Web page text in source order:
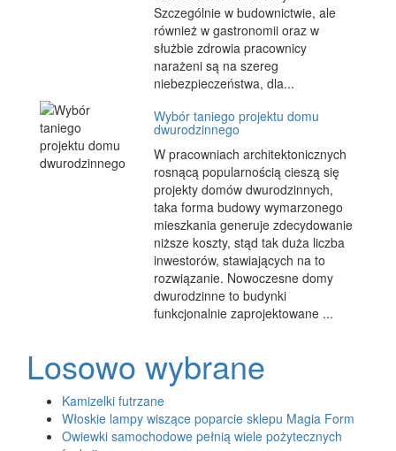
Szczególnie w budownictwie, ale
również w gastronomii oraz w
służbie zdrowia pracownicy
narażeni są na szereg
niebezpieczeństwa, dla...
Wybór taniego projektu domu
dwurodzinnego
W pracowniach architektonicznych
rosnącą popularnością cieszą się
projekty domów dwurodzinnych,
taka forma budowy wymarzonego
mieszkania generuje zdecydowanie
niższe koszty, stąd tak duża liczba
inwestorów, stawiających na to
rozwiązanie. Nowoczesne domy
dwurodzinne to budynki
funkcjonalnie zaprojektowane ...
Losowo wybrane
Kamizelki futrzane
Włoskie lampy wiszące poparcie sklepu Magia Form
Owiewki samochodowe pełnią wiele pożytecznych